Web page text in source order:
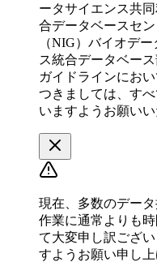
ータサイエンス共
合データベースセ
（NIG）バイオデ
ス統合データベー
ガイドラインにお
つきましては、す
いますようお願い
現在、多数のデー
作業に通常よりも
て大変申し訳ござ
すようお願い申し